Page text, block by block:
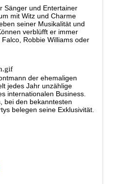
Sänger und Entertainer
mit Witz und Charme
seiner Musikalität und
verblüfft er immer
Robbie Williams oder
der ehemaligen
jedes Jahr unzählige
internationalen Business.
bei den bekanntesten
belegen seine Exklusivität.